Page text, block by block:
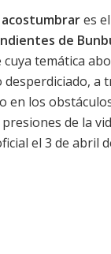
es
de
temática
a
en los
de la
el 3 de abril